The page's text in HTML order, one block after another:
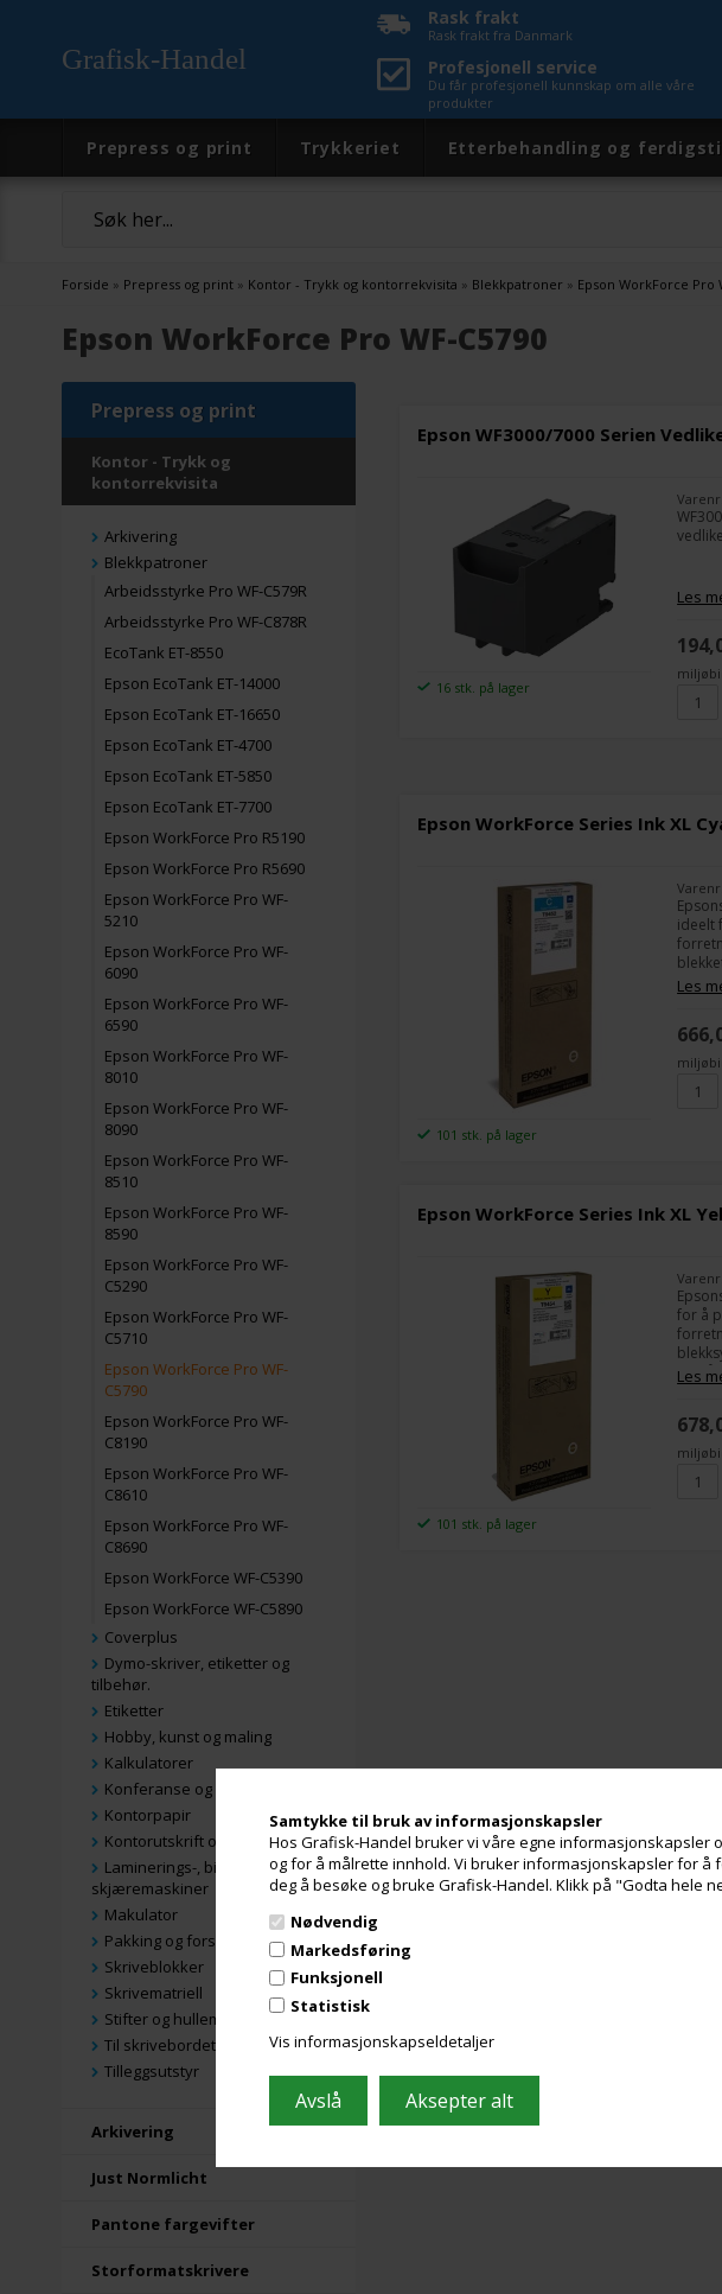
Samtykke til bruk av informasjonskapsler
Hos Grafisk-Handel bruker vi våre egne
og for å målrette innhold. Vi bruker informasjonskapsler for
deg å besøke og bruke Grafisk-Handel. Klikk på "Godta hele
Nødvendig
Markedsføring
Funksjonell
Statistisk
Vis informasjonskapseldetaljer
Grafisk-Handel
Rask frakt
Rask frakt fra Danmark
Profesjonell service
Du får profesjonell kunnskap om alle våre
produkter
Prepress og print Trykkeriet Etterbehandling og
Forside » Prepress og print » Kontor - Trykk og kontorrekvisita » Blekkpatroner » Epson WorkForce Pro
Epson WorkForce Pro WF-C5790
Prepress og print
Kontor - Trykk og
kontorrekvisita
Arkivering
Blekkpatroner
Arbeidsstyrke Pro WF-C579R
Arbeidsstyrke Pro WF-C878R
EcoTank ET-8550
Epson EcoTank ET-14000
Epson EcoTank ET-16650
Epson EcoTank ET-4700
Epson EcoTank ET-5850
Epson EcoTank ET-7700
Epson WorkForce Pro R5190
Epson WorkForce Pro R5690
Epson WorkForce Pro WF-
5210
Epson WorkForce Pro WF-
6090
Epson WorkForce Pro WF-
6590
Epson WorkForce Pro WF-
8010
Epson WorkForce Pro WF-
8090
Epson WorkForce Pro WF-
8510
Epson WorkForce Pro WF-
8590
Epson WorkForce Pro WF-
C5290
Epson WorkForce Pro WF-
C5710
Epson WorkForce Pro WF-
C5790
Epson WorkForce Pro WF-
C8190
Epson WorkForce Pro WF-
C8610
Epson WorkForce Pro WF-
C8690
Epson WorkForce WF-C5390
Epson WorkForce WF-C5890
Coverplus
Dymo-skriver, etiketter og
tilbehør.
Etiketter
Hobby, kunst og maling
Kalkulatorer
Konferanse og presentasjon
Kontorpapir
Kontorutskrift og skanning
Laminerings-, binde- og
skjæremaskiner
Makulator
Pakking og forsendelse
Skriveblokker
Skrivematriell
Stifter og hullemaskiner
Til skrivebordet
Tilleggsutstyr
Arkivering
Just Normlicht
Pantone fargevifter
Storformatskrivere
Epson WF3000/7000 Serien
16 stk. på lager
Les
Epson WorkForce Series Ink XL
101 stk. på lager
ideelt
Les
Epson WorkForce Series Ink XL
101 stk. på lager
for å
Les